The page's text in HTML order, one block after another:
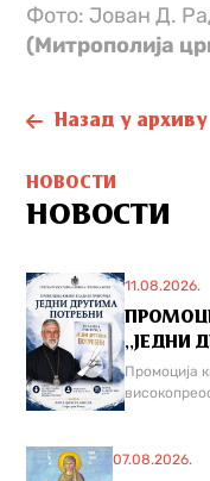
Фото: Јован Д.
(Митрополија
Назад у архиву
НОВОСТИ
НОВОСТИ
11.08.2026.
,,ЈЕДНИ
Промоција
07.08.2026.